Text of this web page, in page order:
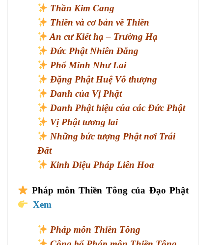
Thần Kim Cang
Thiền và cơ bản về Thiền
An cư Kiết hạ – Trường Hạ
Đức Phật Nhiên Đăng
Phổ Minh Như Lai
Đặng Phật Huệ Vô thượng
Danh của Vị Phật
Danh Phật hiệu của các Đức Phật
Vị Phật tương lai
Những bức tượng Phật nơi Trái
Đất
Kinh Diệu Pháp Liên Hoa
Pháp môn Thiền Tông của Đạo Phật
Xem
Pháp môn Thiền Tông